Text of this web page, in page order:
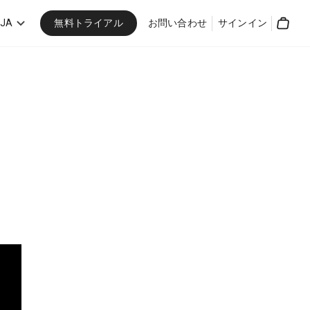
JA 無料トライアル お問い合わせ サインイン